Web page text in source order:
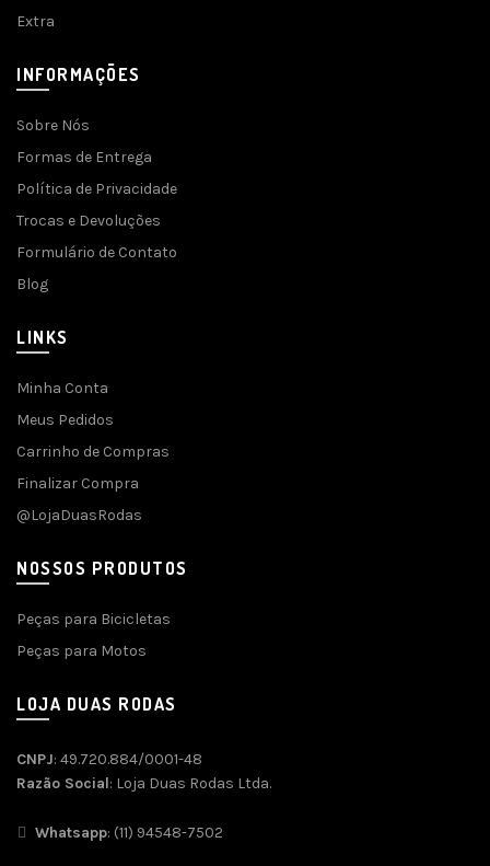
Extra
INFORMAÇÕES
Sobre Nós
Formas de Entrega
Política de Privacidade
Trocas e Devoluções
Formulário de Contato
Blog
LINKS
Minha Conta
Meus Pedidos
Carrinho de Compras
Finalizar Compra
@LojaDuasRodas
NOSSOS PRODUTOS
Peças para Bicicletas
Peças para Motos
LOJA DUAS RODAS
CNPJ: 49.720.884/0001-48
Razão Social: Loja Duas Rodas Ltda.
Whatsapp: (11) 94548-7502